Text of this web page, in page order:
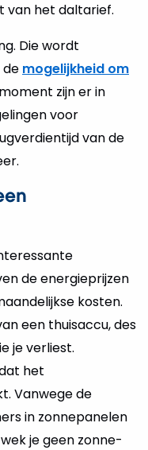
van het daltarief.
Die wordt
mogelijkheid om
zijn er in
voor
van de
de energieprijzen
kosten.
een thuisaccu, des
je verliest.
het
Vanwege de
in zonnepanelen
je geen zonne-